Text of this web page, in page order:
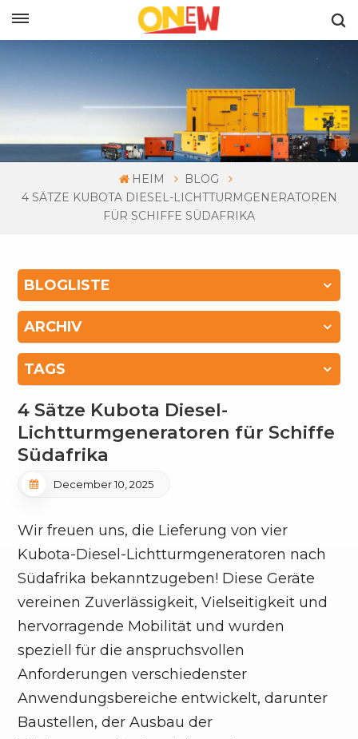
HEIM
BLOG
4 SÄTZE KUBOTA DIESEL-LICHTTURMGENERATOREN
FÜR SCHIFFE SÜDAFRIKA
BLOGLISTE
ARCHIV
TAGS
4 Sätze Kubota Diesel-
Lichtturmgeneratoren für Schiffe
Südafrika
December 10, 2025
Wir freuen uns, die Lieferung von vier
Kubota-Diesel-Lichtturmgeneratoren nach
Südafrika bekanntzugeben! Diese Geräte
vereinen Zuverlässigkeit, Vielseitigkeit und
hervorragende Mobilität und wurden
speziell für die anspruchsvollen
Anforderungen verschiedenster
Anwendungsbereiche entwickelt, darunter
Baustellen, der Ausbau der